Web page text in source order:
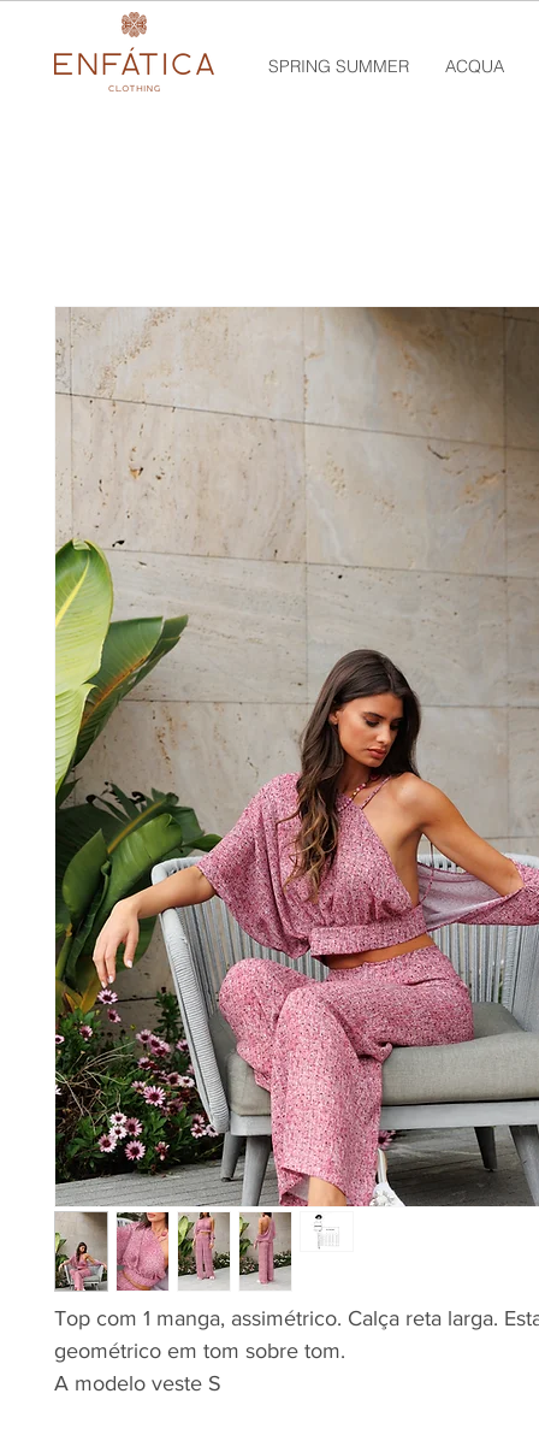
SPRING SUMMER ACQUA
Top com 1 manga, assimétrico. Calça reta larga.
geométrico em tom sobre tom.
A modelo veste S